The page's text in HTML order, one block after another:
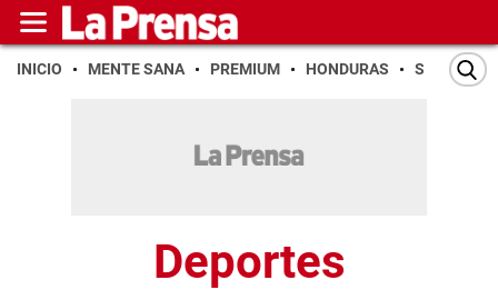
INICIO MENTE SANA PREMIUM HONDURAS SAN PEDRO
Deportes